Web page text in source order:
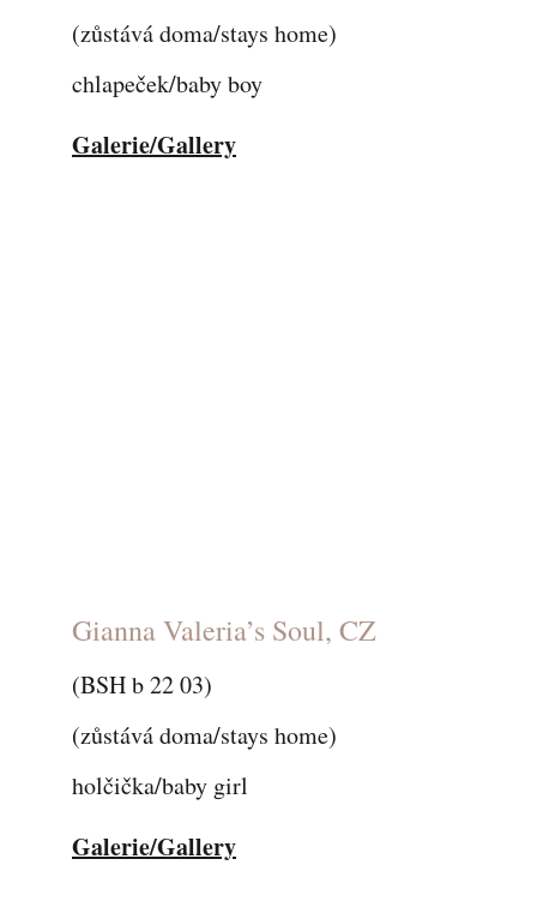
chlapeček/baby boy
Galerie/Gallery
(zůstává doma/stays home)
Gianna Valeria’s Soul, CZ
(BSH b 22 03)
holčička/baby girl
Galerie/Gallery
(zůstává doma/stays home)